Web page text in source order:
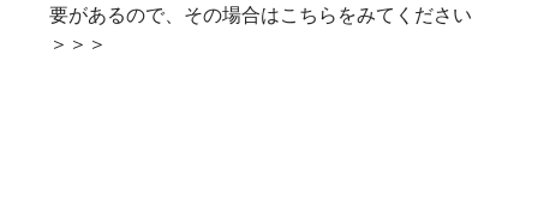
要があるので、その場合はこちらをみてください
＞＞＞